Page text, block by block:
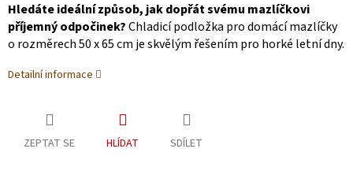
Hledáte ideální způsob, jak dopřát svému mazlíčkovi
příjemný odpočinek?Chladicí podložka pro domácí mazlíčky
o rozměrech 50 x 65 cm je skvělým řešením pro horké letní dny.
Detailní informace
ZEPTAT SE HLÍDAT SDÍLET